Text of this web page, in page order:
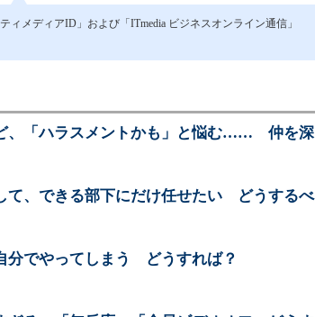
メディアID」および「ITmedia ビジネスオンライン通信」
、「ハラスメントかも」と悩む…… 仲を深
て、できる部下にだけ任せたい どうするべ
分でやってしまう どうすれば？